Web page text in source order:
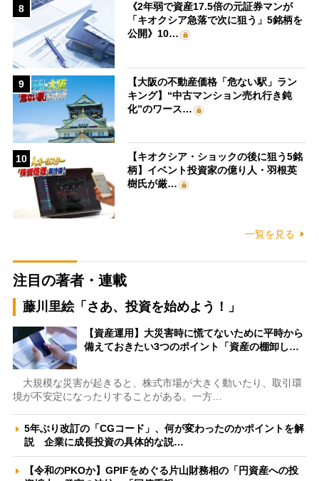
8
《2年弱で資産17.5倍の元証券マンが
「キオクシア急落で次に狙う」5銘柄を
公開》10…
9
【大阪の不動産価格「危ない駅」ラン
キング】“中古マンション売れ行き鈍
化”のワース…
10
【キオクシア・ショックの後に狙う5銘
柄】イベント投資家の億り人・羽根英
樹氏が厳…
一覧を見る
注目の著者・連載
藤川里絵「さあ、投資を始めよう！」
【資産運用】大災害時に慌てないために平時から
備えておきたい3つのポイント「資産の棚卸し…
大規模な災害が起きると、株式市場が大きく動いたり、取引環
境が不安定になったりすることがある。一方…
5年ぶり改訂の「CGコード」、何が変わったのかポイントを解
説 企業に成長投資の具体的な説…
【令和のPKOか】GPIFをめぐる片山財務相の「円資産への投